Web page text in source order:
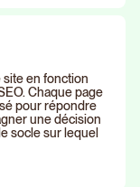
en fonction
Chaque page
pour répondre
une décision
socle sur lequel